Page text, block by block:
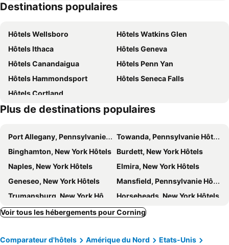
Best Western Plus Horseheads - Elmira
Quality Inn Horseheads
Destinations populaires
Hôtels Wellsboro
Hôtels Watkins Glen
Hôtels Ithaca
Hôtels Geneva
Hôtels Canandaigua
Hôtels Penn Yan
Hôtels Hammondsport
Hôtels Seneca Falls
Hôtels Cortland
Plus de destinations populaires
Port Allegany, Pennsylvanie Hôtels
Towanda, Pennsylvanie Hôtels
Binghamton, New York Hôtels Burdett, New York Hôtels
Naples, New York Hôtels
Elmira, New York Hôtels
Geneseo, New York Hôtels
Mansfield, Pennsylvanie Hôtels
Trumansburg, New York Hôtels
Horseheads, New York Hôtels
Owego, New York Hôtels
Dundee, New York Hôtels
Bath, New York Hôtels
Vestal, New York Hôtels
Voir tous les hébergements pour Corning
Comparateur d'hôtels Amérique du Nord
Etats-Unis